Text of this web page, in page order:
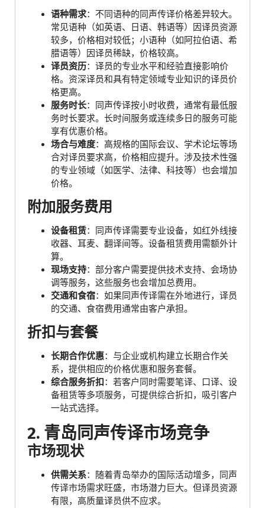
语种需求：不同语种的同声传译价格差异较大。
常见语种（如英语、日语、韩语等）因译员资源
较多，价格相对较低；小语种（如阿拉伯语、希
腊语等）因译员稀缺，价格较高。
译员资历：译员的专业水平和经验直接影响价
格。资深译员和具有特定领域专业知识的译员价
格更高。
服务时长：同声传译按小时收费，通常有最低服
务时长要求。长时间服务或连续多日的服务可能
享有优惠价格。
场合与难度：高规格的国际会议、学术论坛等场
合对译员要求高，价格相应提升。涉及技术性强
的专业领域（如医学、法律、科技等）也会增加
价格。
附加服务费用
设备租赁：同声传译需要专业设备，如红外线接
收器、耳麦、翻译间等。设备租赁费用需额外计
算。
现场支持：部分客户需要提供技术支持、会场协
调等服务，这些服务也会增加总费用。
交通和食宿：如果同声传译需在外地进行，译员
的交通、食宿费用通常由客户承担。
折扣与套餐
长期合作优惠：与企业或机构建立长期合作关
系，提供相应的价格优惠和服务套餐。
综合服务折扣：若客户同时需要笔译、口译、设
备租赁等多项服务，可提供综合折扣，吸引客户
一站式选择。
2. 青岛同声传译市场竞争
市场现状
供需关系：随着青岛举办的国际活动增多，同声
传译市场需求旺盛，市场潜力巨大。但译员资源
有限，高质量译员供不应求。